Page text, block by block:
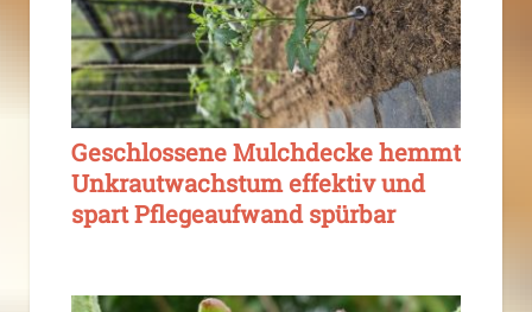
Geschlossene Mulchdecke hemmt
Unkrautwachstum effektiv und
spart Pflegeaufwand spürbar